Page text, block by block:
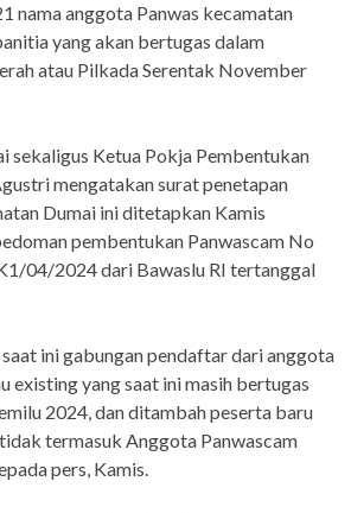
nama anggota Panwas kecamatan
yang akan bertugas dalam
atau Pilkada Serentak November
sekaligus Ketua Pokja Pembentukan
mengatakan surat penetapan
Dumai ini ditetapkan Kamis
pembentukan Panwascam No
04/2024 dari Bawaslu RI tertanggal
ini gabungan pendaftar dari anggota
existing yang saat ini masih bertugas
2024, dan ditambah peserta baru
termasuk Anggota Panwascam
pers, Kamis.